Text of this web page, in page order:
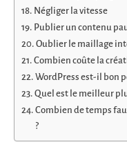
Négliger la vitesse
Publier un contenu
Oublier le maillage
Combien coûte la
WordPress est-il bon
Quel est le meilleur
Combien de temps
?